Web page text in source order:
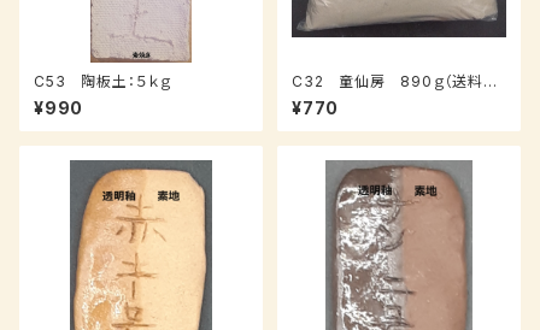
C53 陶板土：５ｋｇ
¥990
C32 童仙房 890ｇ（送料込
み：クロネコパケット）
¥770